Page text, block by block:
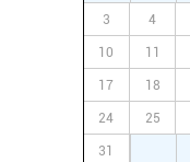
3 4
10 11
17 18
24 25
31